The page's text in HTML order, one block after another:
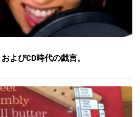
よびCD時代の戯言。